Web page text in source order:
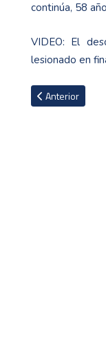
continúa, 58
VIDEO: El
lesionado en
Artículo
Anterior